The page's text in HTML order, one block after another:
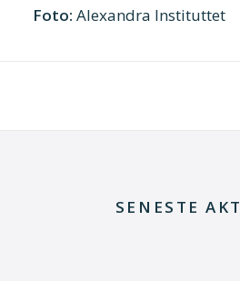
Foto: Alexandra Instituttet
SENESTE